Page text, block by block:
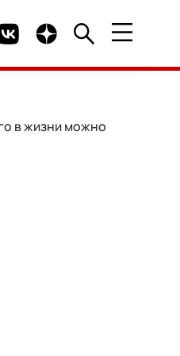
канал HELLO
HELLO Вконтакте
Канал HELLO в Дзен
в жизни можно